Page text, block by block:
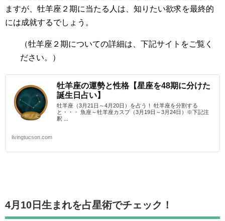
ますが、牡羊座２期に当たる人は、知りたい欲求を最終的
には成就するでしょう。
（牡羊座２期についての詳細は、下記サイトをご覧く
ださい。）
牡羊座の運勢と性格【星座を48期に分けた
誕生日占い】
牡羊座（3月21日～4月20日）を占う！ 牡羊座を分割する
と・・・ 魚座～牡羊座カスプ（3月19日～3月24日）※下記注
釈 ...
livingtucson.com
4月10日生まれを占星術でチェック！